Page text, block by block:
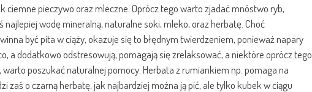
ciemne pieczywo oraz mleczne. Oprócz tego warto zjadać mnóstwo ryb,
najlepiej wodę mineralną, naturalne soki, mleko, oraz herbatę. Choć
być pita w ciąży, okazuje się to błędnym twierdzeniem, ponieważ napary
a dodatkowo odstresowują, pomagają się zrelaksować, a niektóre oprócz tego
poszukać naturalnej pomocy. Herbata z rumiankiem np. pomaga na
zaś o czarną herbatę, jak najbardziej można ją pić, ale tylko kubek w ciągu